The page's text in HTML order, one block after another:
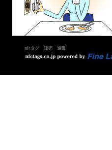
nfcタグ 販売 通販